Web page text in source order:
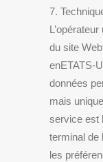
7.
du site
enETATS-
données
mais
service est
terminal de
les